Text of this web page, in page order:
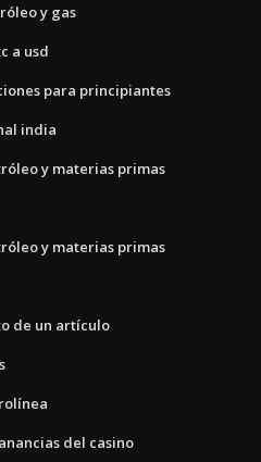
y gas
a usd
para principiantes
india
y materias primas
y materias primas
de un artículo
del casino